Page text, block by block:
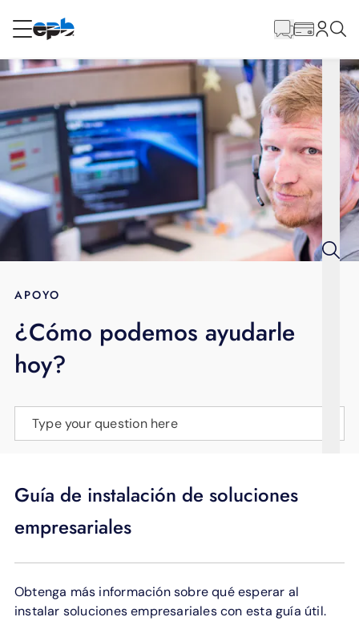
RESIDENCIAL
Internet
Energía
Televisión
BLOG
APOYO
principal
APOYO
¿Cómo podemos ayudarle
hoy?
Type your question here
Guía de instalación de soluciones
empresariales
Obtenga más información sobre qué esperar al
instalar soluciones empresariales con esta guía útil.